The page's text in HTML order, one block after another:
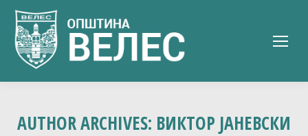
AUTHOR ARCHIVES: ВИКТОР ЈАНЕВСКИ